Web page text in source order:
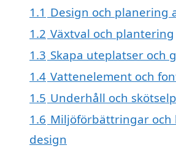
1.1 Design och planering
1.2 Växtval och plantering
1.3 Skapa uteplatser och
1.4 Vattenelement och
1.5 Underhåll och
1.6 Miljöförbättringar och
design